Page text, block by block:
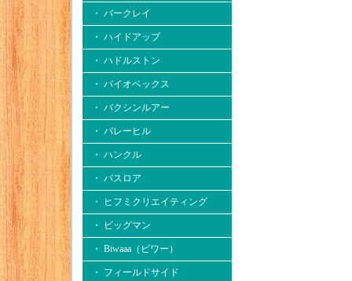
・ バークレイ
・ ハイドアップ
・ ハドルストン
・ バイオベックス
・ バクシンルアー
・ バレーヒル
・ ハンクル
・ バスロア
・ ヒフミクリエイティング
・ ビッグマン
・ Biwaaa（ビワー）
・ フィールドサイド